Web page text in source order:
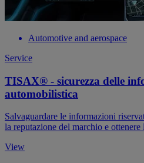
Automotive and aerospace
Service
TISAX® - sicurezza delle
automobilistica
Salvaguardare le informazioni
la reputazione del marchio e
View